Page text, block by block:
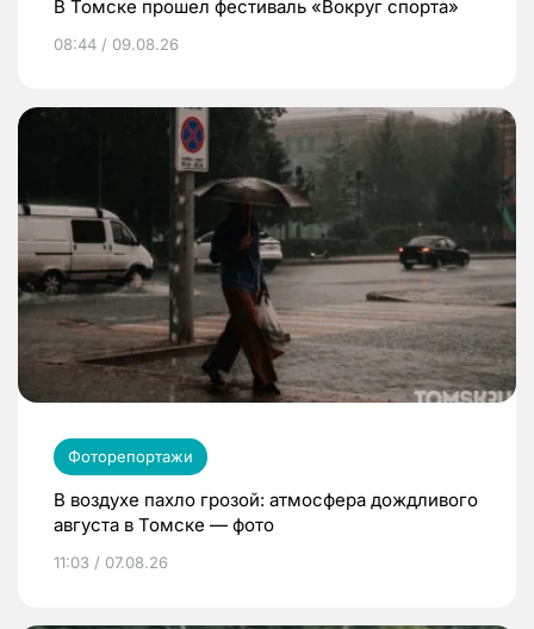
В Томске прошел фестиваль «Вокруг спорта»
08:44 / 09.08.26
Фоторепортажи
В воздухе пахло грозой: атмосфера дождливого
августа в Томске — фото
11:03 / 07.08.26